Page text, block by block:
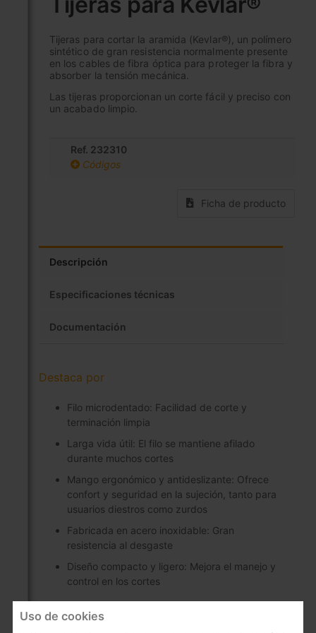
Tijeras para cortar la aramida (Kevlar®), un polímero
sintético de gran resistencia normalmente presente
en los cables de fibra óptica para proteger la fibra y
absorber la tensión mecánica.
Las tijeras proporcionan un corte fácil y preciso con
un acabado limpio.
Ref. 232310
Códigos
Ficha de producto
comienzo
la
galería
de
imágenes
Descripción
Especificaciones técnicas
Documentación
Destaca por
Filo microdentado: Facilidad de corte y
terminación limpia
Larga vida útil: El filo se mantiene afilado
durante muchos cortes
Mango ergonómico y antideslizante: Ofrece
confort y seguridad en la sujeción, tanto para
usuarios diestros como zurdos
Fabricada en acero inoxidable: Gran
resistencia al desgaste
Diseño compacto y ligero: Mejora el manejo y
control en los cortes
Uso de cookies